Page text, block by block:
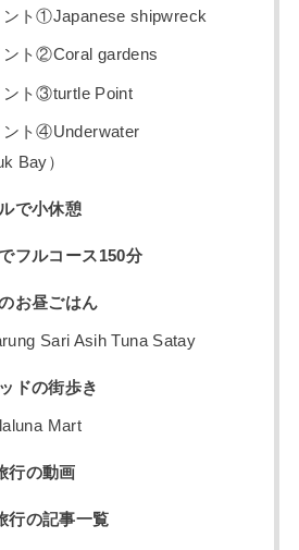
ント①Japanese shipwreck
ント②Coral gardens
ント③turtle Point
ント④Underwater
Bay）
で小休憩
フルコース150分
お昼ごはん
Sari Asih Tuna Satay
ドの街歩き
Mart
行の動画
行の記事一覧